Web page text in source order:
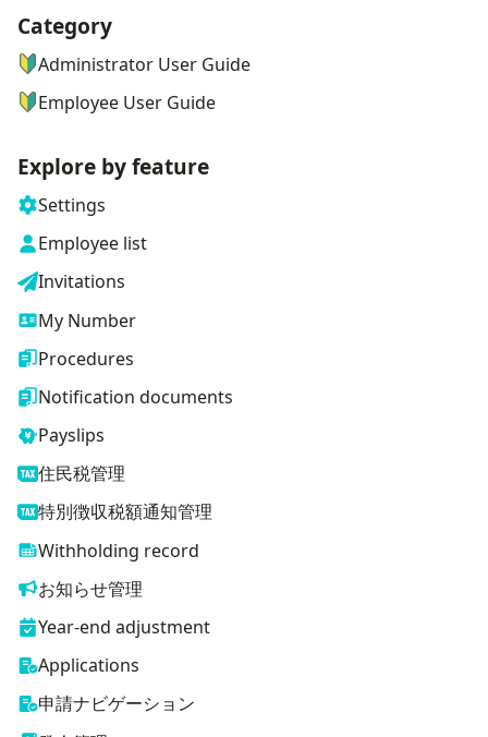
ナビゲーションメニュー
Category
Administrator User Guide
Employee User Guide
Explore by feature
Settings
Employee list
Invitations
My Number
Procedures
Notification documents
Payslips
住民税管理
特別徴収税額通知管理
Withholding record
お知らせ管理
Year-end adjustment
Applications
申請ナビゲーション